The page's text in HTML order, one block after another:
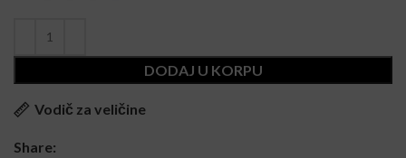
DODAJ U KORPU
Vodič za veličine
Share: